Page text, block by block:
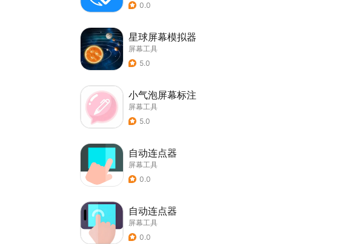
0.0
星球屏幕模拟器
屏幕工具
5.0
小气泡屏幕标注
屏幕工具
5.0
自动连点器
屏幕工具
0.0
自动连点器
屏幕工具
0.0